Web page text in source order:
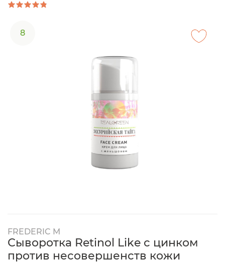
8
FREDERIC M
Сыворотка Retinol Like с цинком
против несовершенств кожи